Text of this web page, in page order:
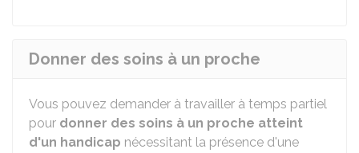
Donner des soins à un proche
Vous pouvez demander à travailler à temps partiel
pour donner des soins à un proche atteint
d'un handicap nécessitant la présence d'une